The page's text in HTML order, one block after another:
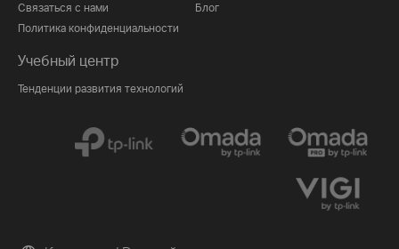
Связаться с нами
Политика конфиденциальности
Блог
Учебный центр
Тенденции развития технологий